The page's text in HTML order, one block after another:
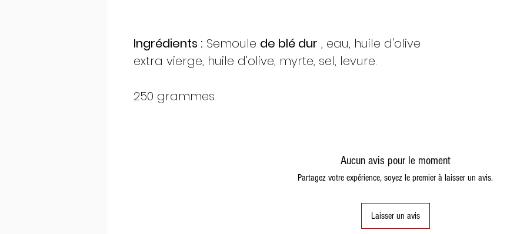
Ingrédients : Semoule de blé dur , eau, huile d'olive
extra vierge, huile d'olive, myrte, sel, levure.
250 grammes
Aucun avis pour le moment
Partagez votre expérience, soyez le premier à laisser un avis.
Laisser un avis